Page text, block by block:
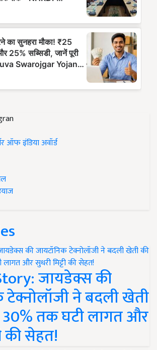
ऑफ इंडिया अवॉर्ड
जायडेक्स की
टेक्नोलॉजी ने बदली खेती
30% तक घटी लागत और
की सेहत!